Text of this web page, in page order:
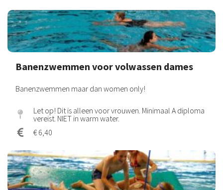
Banenzwemmen voor volwassen dames
Banenzwemmen maar dan women only!
Let op! Dit is alleen voor vrouwen. Minimaal A diploma
vereist. NIET in warm water.
€ 6,40